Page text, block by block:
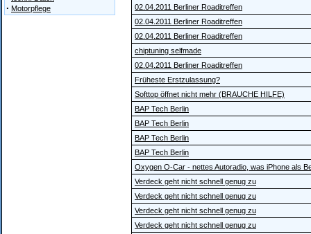
· Motorpflege
02.04.2011 Berliner Roaditreffen
02.04.2011 Berliner Roaditreffen
02.04.2011 Berliner Roaditreffen
chiptuning selfmade
02.04.2011 Berliner Roaditreffen
Früheste Erstzulassung?
Softtop öffnet nicht mehr (BRAUCHE HILFE)
BAP Tech Berlin
BAP Tech Berlin
BAP Tech Berlin
BAP Tech Berlin
Oxygen O-Car - nettes Autoradio, was iPhone als
Verdeck geht nicht schnell genug zu
Verdeck geht nicht schnell genug zu
Verdeck geht nicht schnell genug zu
Verdeck geht nicht schnell genug zu